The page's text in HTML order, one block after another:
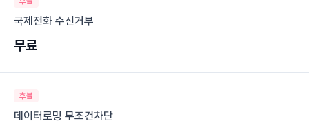
국제전화 수신거부
무료
후불
데이터로밍 무조건차단